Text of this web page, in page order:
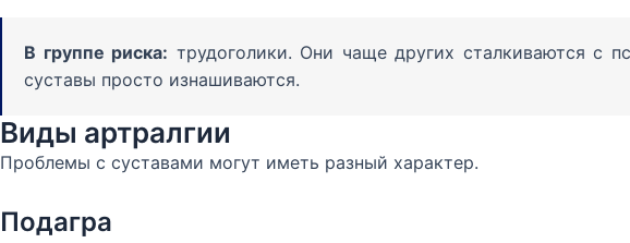
В группе риска: трудоголики. Они чаще других сталкиваются с
суставы просто изнашиваются.
Виды артралгии
Проблемы с суставами могут иметь разный характер.
Подагра